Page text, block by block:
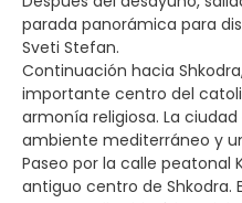
parada panorámica para
Sveti Stefan.
Continuación hacia
importante centro del
armonía religiosa. La
ambiente mediterráneo y
Paseo por la calle peatonal
antiguo centro de Shkodra.